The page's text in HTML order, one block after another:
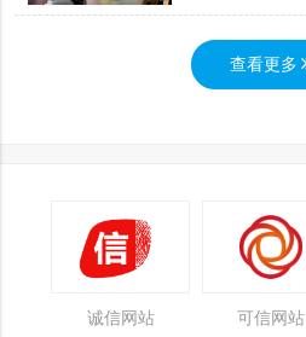
查看更多
诚信网站 可信网站